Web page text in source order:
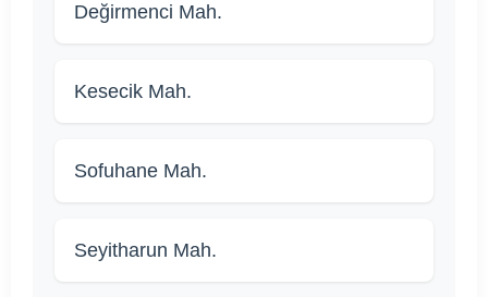
Değirmenci Mah.
Kesecik Mah.
Sofuhane Mah.
Seyitharun Mah.